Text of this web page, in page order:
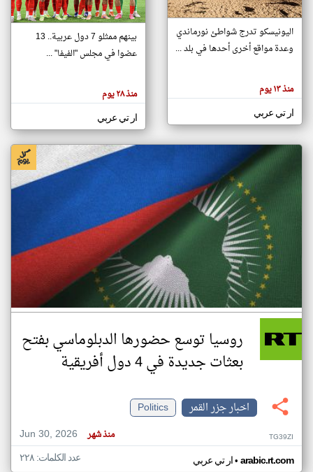
تغيير الدولة
اخبار جزر القمر على مدار الساعة
أهم اخبار جزر القمر العاجلة والمباشرة
هنا عن
وجهة
كاتبيها.
اليونيسكو تدرج شواطئ نورماندي
وعدة مواقع أخرى أحدها في بلد ...
منذ ١٣ يوم
ار تي عربي
بينهم ممثلو 7 دول عربية.. 13
عضوا في مجلس "الفيفا" ...
منذ ٢٨ يوم
ار تي عربي
روسيا توسع حضورها الدبلوماسي بفتح
بعثات جديدة في 4 دول أفريقية
اخبار جزر القمر
Politics
Jun 30, 2026
منذ شهر TG39ZI
ار تي عربي• arabic.rt.com عدد الكلمات: ٢٢٨
klyoum.com